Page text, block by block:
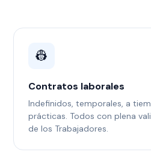
👷
Contratos laborales
Indefinidos, temporales, a
prácticas. Todos con plena
de los Trabajadores.